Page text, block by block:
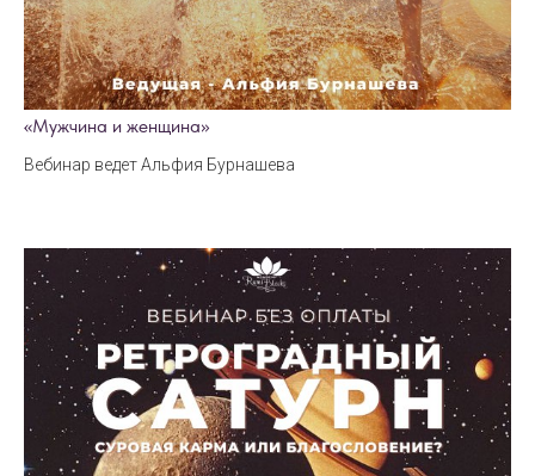
«Мужчина и женщина»
Вебинар ведет Альфия Бурнашева